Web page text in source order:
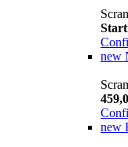
new
new